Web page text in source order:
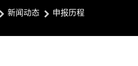
新闻动态 申报历程